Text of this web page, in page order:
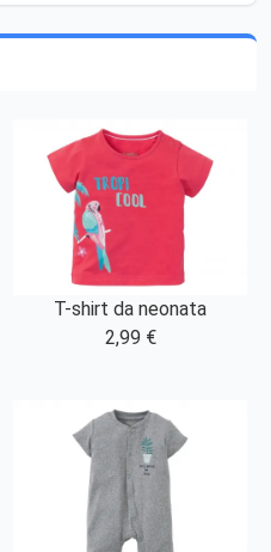
T-shirt da neonata
2,99 €